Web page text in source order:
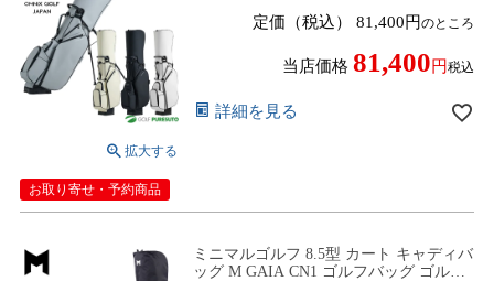
定価（税込） 81,400 のところ
当店価格 81,400 税込
詳細を見る
お取り寄せ・予約商品
ミニマルゴルフ 8.5型 カート キャディバ
ッグ M GAIA CN1 ゴルフバッグ ゴルフ